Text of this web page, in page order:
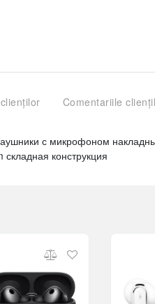
Comentariile
с микрофоном
конструкция